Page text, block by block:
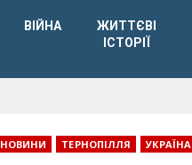
ВІЙНА
ЖИТТЄВІ
ІСТОРІЇ
НОВИНИ ТЕРНОПІЛЛЯ УКРАЇНА